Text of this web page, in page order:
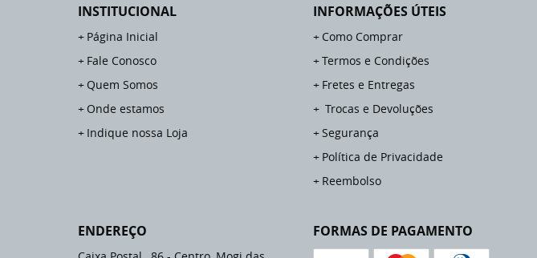
INSTITUCIONAL
Página Inicial
Fale Conosco
Quem Somos
Onde estamos
Indique nossa Loja
INFORMAÇÕES ÚTEIS
Como Comprar
Termos e Condições
Fretes e Entregas
Trocas e Devoluções
Segurança
Política de Privacidade
Reembolso
ENDEREÇO FORMAS DE PAGAMENTO